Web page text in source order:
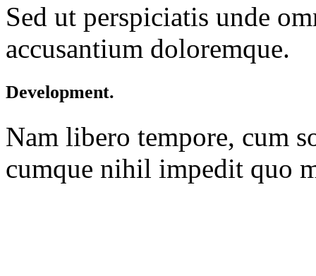
Sed ut perspiciatis unde
accusantium doloremque.
Development.
Nam libero tempore, cum
cumque nihil impedit quo